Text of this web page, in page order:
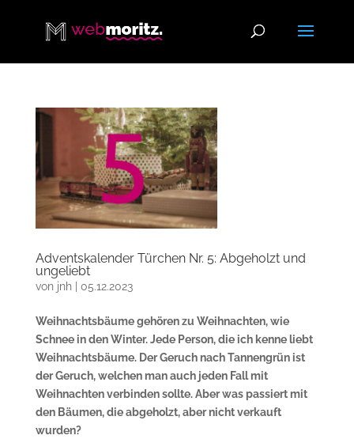
Adventskalender Türchen Nr. 5: Abgeholzt und
ungeliebt
von jnh| 05.12.2023
Weihnachtsbäume gehören zu Weihnachten, wie
Schnee in den Winter. Jede Person, die ich kenne liebt
Weihnachtsbäume. Der Geruch nach Tannengrün ist
der Geruch, welchen man auch jeden Fall mit
Weihnachten verbinden sollte. Aber was passiert mit
den Bäumen, die abgeholzt, aber nicht verkauft
wurden?